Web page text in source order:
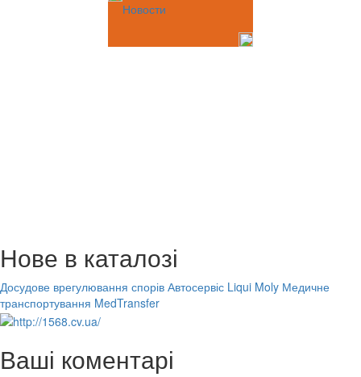
Новости
Нове в каталозі
Досудове врегулювання спорів Автосервіс Liqui Moly Медичне
транспортування MedTransfer
Ваші коментарі